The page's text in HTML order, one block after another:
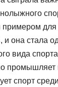
примером
и она стала
вида
промышляет
спорт